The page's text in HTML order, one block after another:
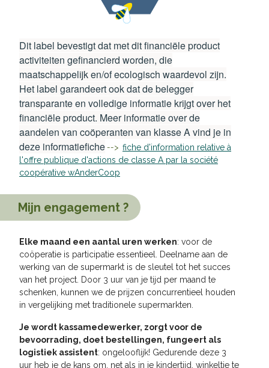
Dit label bevestigt dat met dit financiële product
activiteiten gefinancierd worden, die
maatschappelijk en/of ecologisch waardevol zijn.
Het label garandeert ook dat de belegger
transparante en volledige informatie krijgt over het
financiële product. Meer informatie over de
aandelen van coöperanten van klasse A vind je in
deze informatiefiche--> fiche d'information relative à
l'offre publique d'actions de classe A par la société
coopérative wAnderCoop
Mijn engagement ?
Elke maand een aantal uren werken: voor de
coöperatie is participatie essentieel. Deelname aan de
werking van de supermarkt is de sleutel tot het succes
van het project. Door 3 uur van je tijd per maand te
schenken, kunnen we de prijzen concurrentieel houden
in vergelijking met traditionele supermarkten
Je wordt kassamedewerker, zorgt voor de
bevoorrading, doet bestellingen, fungeert als
logistiek assistent: ongelooflijk! Gedurende deze 3
uur heb je de kans om, net als in je kindertijd, winkeltje te